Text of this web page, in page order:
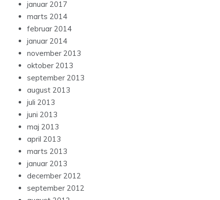
januar 2017
marts 2014
februar 2014
januar 2014
november 2013
oktober 2013
september 2013
august 2013
juli 2013
juni 2013
maj 2013
april 2013
marts 2013
januar 2013
december 2012
september 2012